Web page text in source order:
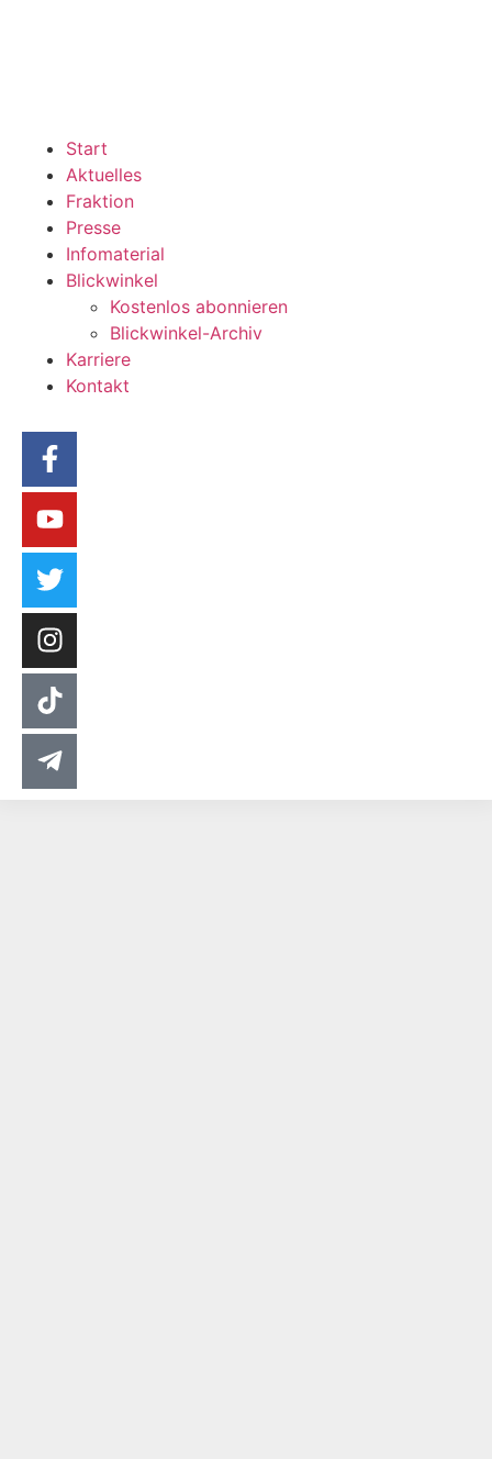
Start
Aktuelles
Fraktion
Presse
Infomaterial
Blickwinkel
Kostenlos abonnieren
Blickwinkel-Archiv
Karriere
Kontakt